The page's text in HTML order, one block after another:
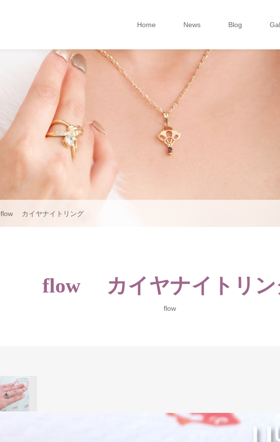
Home News Blog
flow カイヤナイトリング
flow カイヤナイトリン
flow